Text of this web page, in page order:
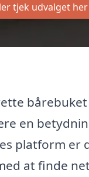
tjek udvalget her
en
platform er
at finde